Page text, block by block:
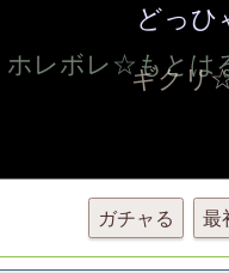
ガチャる 最